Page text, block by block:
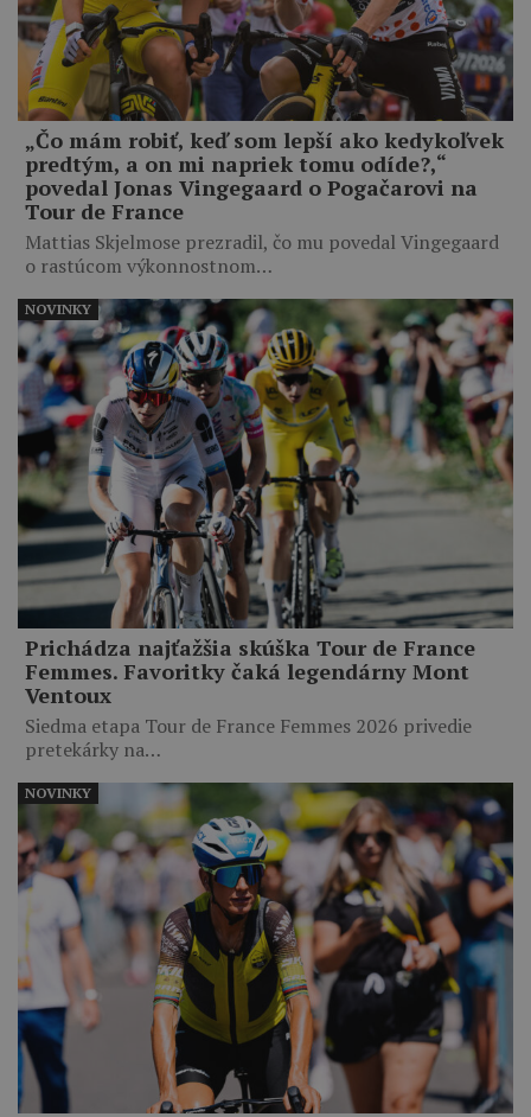
„Čo mám robiť, keď som lepší ako kedykoľvek
predtým, a on mi napriek tomu odíde?,“
povedal Jonas Vingegaard o Pogačarovi na
Tour de France
Mattias Skjelmose prezradil, čo mu povedal Vingegaard
o rastúcom výkonnostnom…
Prichádza najťažšia skúška Tour de France
Femmes. Favoritky čaká legendárny Mont
Ventoux
Siedma etapa Tour de France Femmes 2026 privedie
pretekárky na…
NOVINKY
NOVINKY